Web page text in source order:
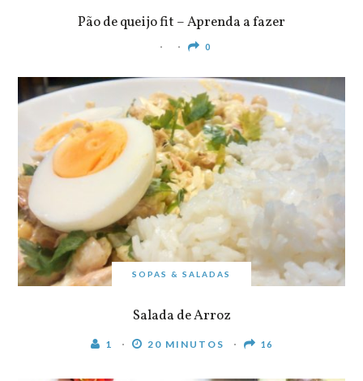
Pão de queijo fit – Aprenda a fazer
0
SOPAS & SALADAS
Salada de Arroz
1 20 MINUTOS 16